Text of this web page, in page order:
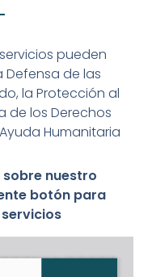
pueden
Defensa de las
la Protección al
de los Derechos
Humanitaria
sobre nuestro
botón para